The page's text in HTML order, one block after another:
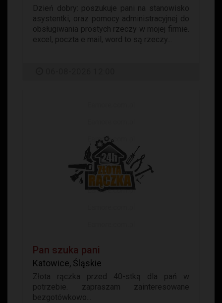
Dzień dobry: poszukuje pani na stanowisko
asystentki, oraz pomocy administracyjnej do
obsługiwania prostych rzeczy w mojej firmie.
excel, poczta e mail, word to są rzeczy...
Pan szuka pani
Katowice, Śląskie
Złota rączka przed 40-stką dla pań w
potrzebie. zapraszam zainteresowane
bezgotówkowo...